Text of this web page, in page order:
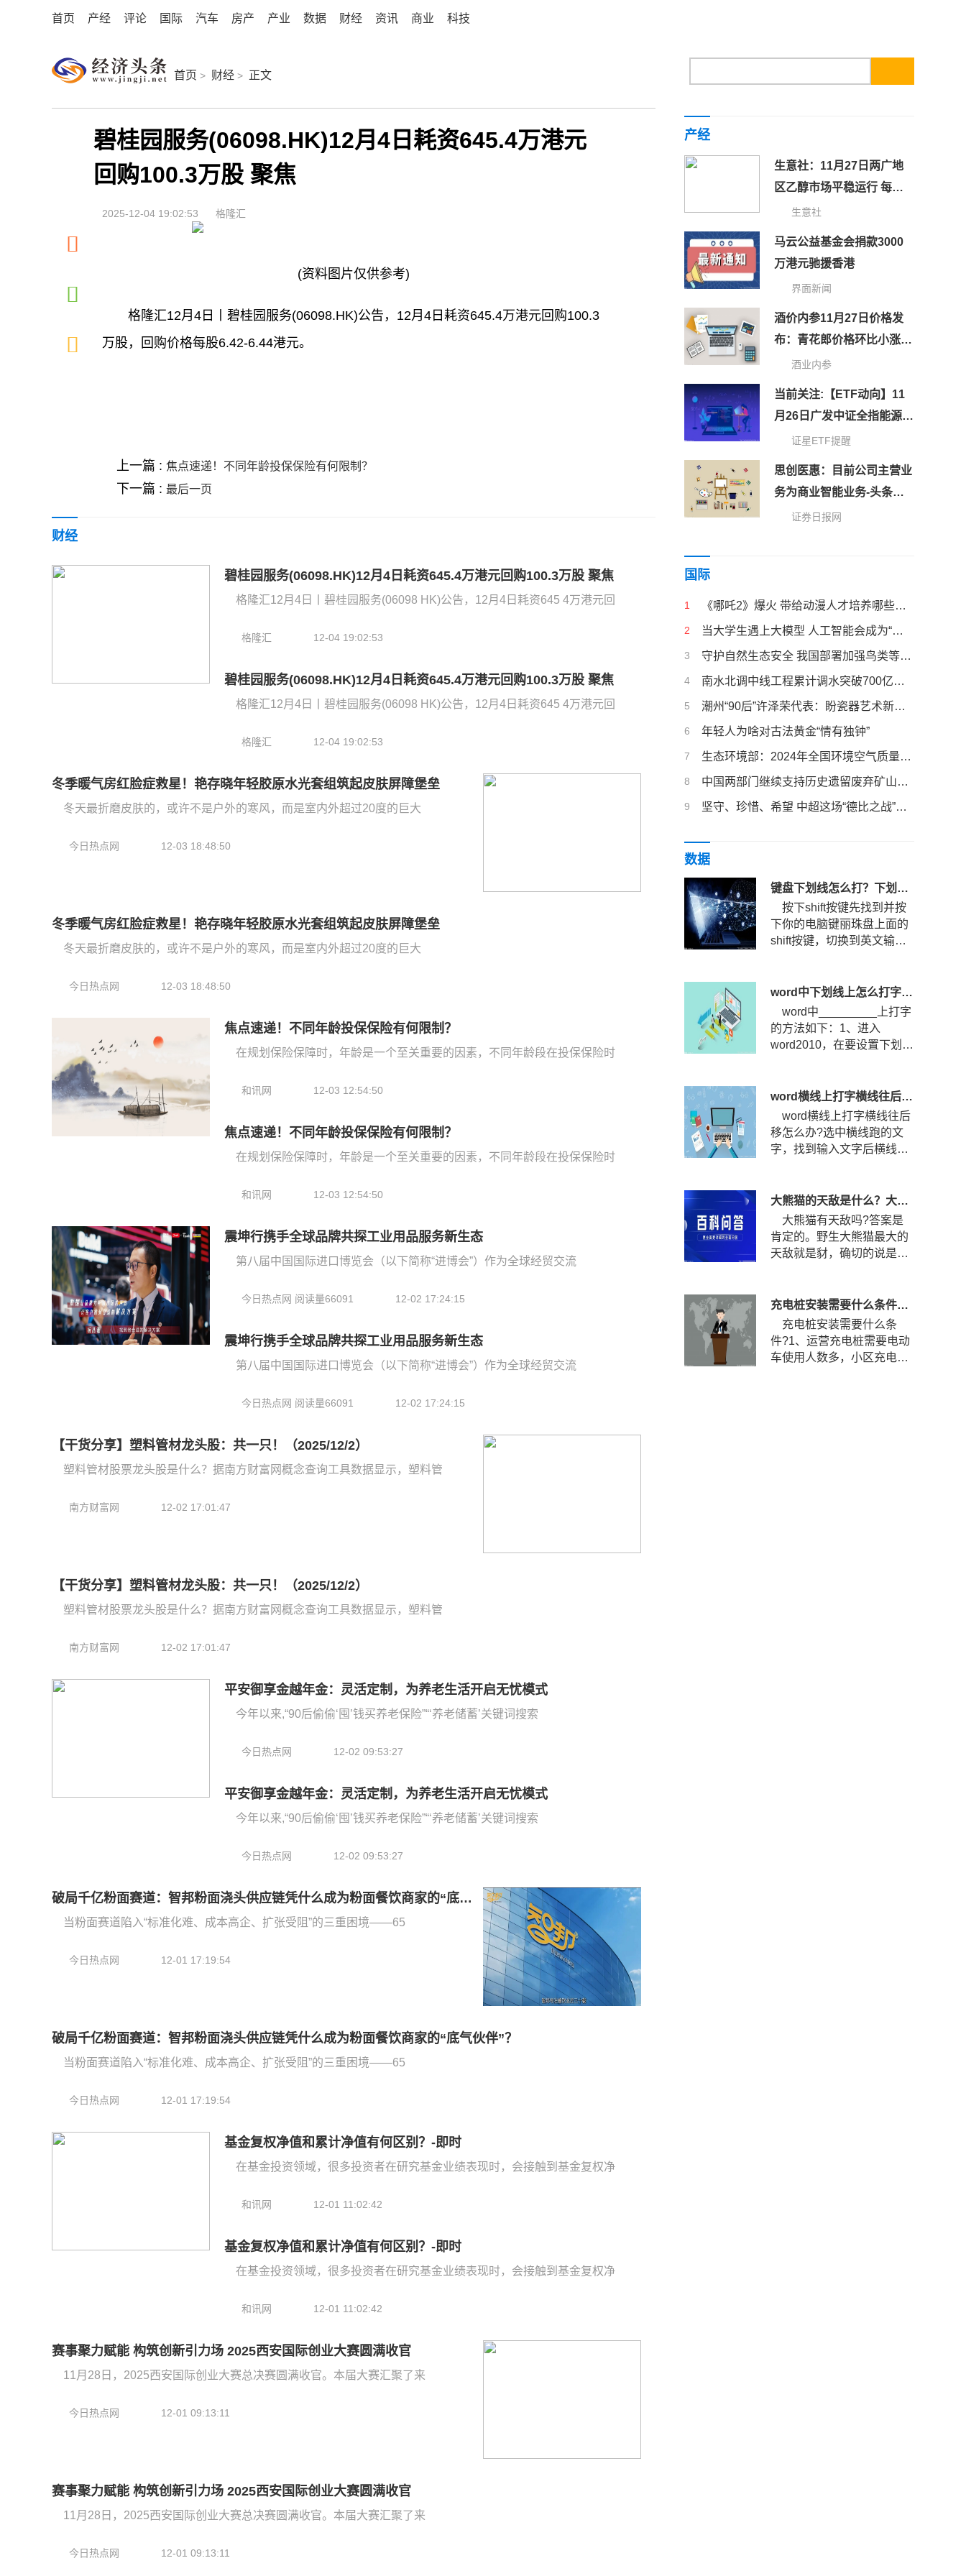
首页 产经 评论 国际 汽车 房产 产业 数据 财经 资讯 商业 科技
首页 > 财经 > 正文
碧桂园服务(06098.HK)12月4日耗资645.4万港元
回购100.3万股 聚焦
2025-12-04 19:02:53 格隆汇
(资料图片仅供参考)
格隆汇12月4日丨碧桂园服务(06098.HK)公告，12月4日耗资645.4万港元回购100.3
万股，回购价格每股6.42-6.44港元。
上一篇 : 焦点速递！不同年龄投保保险有何限制？
下一篇 : 最后一页
财经
碧桂园服务(06098.HK)12月4日耗资645.4万港元回购100.3万股 聚焦
格隆汇12月4日丨碧桂园服务(06098 HK)公告，12月4日耗资645 4万港元回
格隆汇 12-04 19:02:53
碧桂园服务(06098.HK)12月4日耗资645.4万港元回购100.3万股 聚焦
格隆汇12月4日丨碧桂园服务(06098 HK)公告，12月4日耗资645 4万港元回
格隆汇 12-04 19:02:53
冬季暖气房红脸症救星！艳存晓年轻胶原水光套组筑起皮肤屏障堡垒
冬天最折磨皮肤的，或许不是户外的寒风，而是室内外超过20度的巨大
今日热点网 12-03 18:48:50
冬季暖气房红脸症救星！艳存晓年轻胶原水光套组筑起皮肤屏障堡垒
冬天最折磨皮肤的，或许不是户外的寒风，而是室内外超过20度的巨大
今日热点网 12-03 18:48:50
焦点速递！不同年龄投保保险有何限制？
在规划保险保障时，年龄是一个至关重要的因素，不同年龄段在投保保险时
和讯网 12-03 12:54:50
焦点速递！不同年龄投保保险有何限制？
在规划保险保障时，年龄是一个至关重要的因素，不同年龄段在投保保险时
和讯网 12-03 12:54:50
震坤行携手全球品牌共探工业用品服务新生态
第八届中国国际进口博览会（以下简称“进博会”）作为全球经贸交流
今日热点网 阅读量66091 12-02 17:24:15
震坤行携手全球品牌共探工业用品服务新生态
第八届中国国际进口博览会（以下简称“进博会”）作为全球经贸交流
今日热点网 阅读量66091 12-02 17:24:15
【干货分享】塑料管材龙头股：共一只！（2025/12/2）
塑料管材股票龙头股是什么？据南方财富网概念查询工具数据显示，塑料管
南方财富网 12-02 17:01:47
【干货分享】塑料管材龙头股：共一只！（2025/12/2）
塑料管材股票龙头股是什么？据南方财富网概念查询工具数据显示，塑料管
南方财富网 12-02 17:01:47
平安御享金越年金：灵活定制，为养老生活开启无忧模式
今年以来,“90后偷偷‘囤’钱买养老保险”“‘养老储蓄’关键词搜索
今日热点网 12-02 09:53:27
平安御享金越年金：灵活定制，为养老生活开启无忧模式
今年以来,“90后偷偷‘囤’钱买养老保险”“‘养老储蓄’关键词搜索
今日热点网 12-02 09:53:27
破局千亿粉面赛道：智邦粉面浇头供应链凭什么成为粉面餐饮商家的“底气伙伴”？
当粉面赛道陷入“标准化难、成本高企、扩张受阻”的三重困境——65
今日热点网 12-01 17:19:54
破局千亿粉面赛道：智邦粉面浇头供应链凭什么成为粉面餐饮商家的“底气伙伴”？
当粉面赛道陷入“标准化难、成本高企、扩张受阻”的三重困境——65
今日热点网 12-01 17:19:54
基金复权净值和累计净值有何区别？-即时
在基金投资领域，很多投资者在研究基金业绩表现时，会接触到基金复权净
和讯网 12-01 11:02:42
基金复权净值和累计净值有何区别？-即时
在基金投资领域，很多投资者在研究基金业绩表现时，会接触到基金复权净
和讯网 12-01 11:02:42
赛事聚力赋能 构筑创新引力场 2025西安国际创业大赛圆满收官
11月28日，2025西安国际创业大赛总决赛圆满收官。本届大赛汇聚了来
今日热点网 12-01 09:13:11
赛事聚力赋能 构筑创新引力场 2025西安国际创业大赛圆满收官
11月28日，2025西安国际创业大赛总决赛圆满收官。本届大赛汇聚了来
今日热点网 12-01 09:13:11
产经
生意社：11月27日两广地
区乙醇市场平稳运行 每日
时讯生意社
马云公益基金会捐款3000
万港元驰援香港
界面新闻
酒价内参11月27日价格发
布：青花郎价格环比小涨2
元/瓶，逆风上扬
酒业内参
当前关注:【ETF动向】11
月26日广发中证全指能源
ETF基金跌0.94%
证星ETF提醒
思创医惠：目前公司主营业
务为商业智能业务-头条焦
证券日报网
国际
1 《哪吒2》爆火 带给动漫人才培养哪些启示
2 当大学生遇上大模型 人工智能会成为“偷懒神器”吗？
3 守护自然生态安全 我国部署加强鸟类等野生动植物保护
4 南水北调中线工程累计调水突破700亿立方米
5 潮州“90后”许泽荣代表：盼瓷器艺术新品燃爆全球
6 年轻人为啥对古法黄金“情有独钟”
7 生态环境部：2024年全国环境空气质量稳中向好
8 中国两部门继续支持历史遗留废弃矿山生态修复
9 坚守、珍惜、希望 中超这场“德比之战”的三重叙事
数据
键盘下划线怎么打？下划线快捷键是哪个？
按下shift按键先找到并按
下你的电脑键丽珠盘上面的
shift按键，切换到英文输入
word中下划线上怎么打字？下划线怎么固定不随字走？
word中_________上打字
的方法如下：1、进入
word2010，在要设置下划线
word横线上打字横线往后移怎么办？word横线上打字怎么居中？
word横线上打字横线往后
移怎么办?选中横线跑的文
字，找到输入文字后横线跑
大熊猫的天敌是什么？大熊猫的战斗力到底有多强？
大熊猫有天敌吗?答案是
肯定的。野生大熊猫最大的
天敌就是豺，确切的说是四
充电桩安装需要什么条件？安装充电桩需要什么手续？
充电桩安装需要什么条
件?1、运营充电桩需要电动
车使用人数多，小区充电使